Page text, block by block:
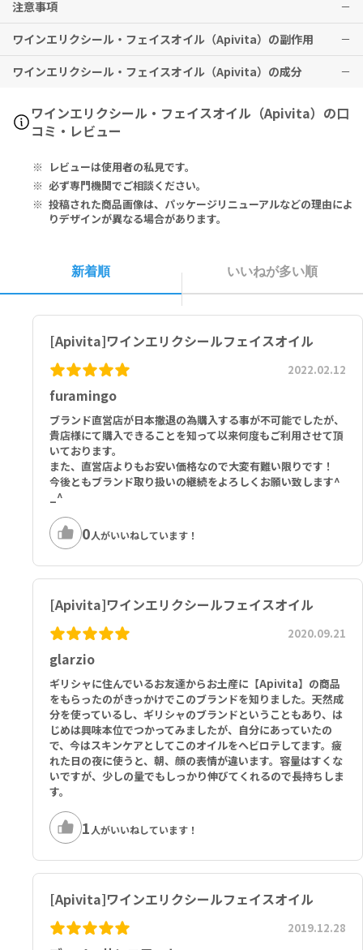
指先に数滴垂らして、洗顔後の顔、首、デコルテ部分にやさしくマッ
サージをするように塗布してください。
本品単独で、またはデイクリーム/ナイトクリームの使用前にお使いく
ださい。
注意事項
外用専用です。
目に入らないようご注意ください。
ワインエリクシール・フェイスオイル（Apivita）の副作用
特に副作用は報告されておりませんが、異常を感じた際はただちに使
ワインエリクシール・フェイスオイル（Apivita）の成分
Helianthus Annuus Hybrid Oil / Helianthus Annuus (Sunflowe
r) Seed Oil*, Tricaprylin, Olea Europaea (Olive) Fruit Oil*, Vit
is Vinifera (Grape) Seed Oil*, Prunus Amygdalus Dulcis (Swee
te, Pistacia Lentiscus (Mastic) Gum, Propolis* Extract, Helia
nthus Annuus (Sunflower) Seed Oil*, Rosa Damascena Flower
Oil*, Pogostemon Cablin Leaf Oil / Pogostemon Cablin Oil*,
Pelargonium Graveolens Flower Oil*, Salvia Sclarea (Clary) O
herol, Propolis Extract, Bisabolol, Sorbic Acid, Linalool, Citr
onellol, Geraniol, Limonene, Citral, Farnesol.
*Organic Cultivation
ウ種子油*、アーモンド油*、ジカプリリルエーテル、スクワラン、酢
酸トコフェロール、マスチック樹脂、プロポリス*エキス、ヒマワリ
種子油*、ダマスクバラ花油*、パチョリ葉油/パチョリ油*、ニオイテ
ンジクアオイ花油*、オニサルビア油*、ビターオレンジ花油*、フラ
ンスラベンダーエキス、トリ（カプリル酸／カプリン酸）グリセリ
ル、トコフェロール、プロポリスエキス、ビサボロール、ソルビン
酸、リナロール、シトロネロール、ゲラニオール、リモネン、シトラ
ール、ファルネソール
*有機認定
ワインエリクシール・フェイスオイル（Apivita）の口
コミ・レビュー
レビューは使用者の私見です。
必ず専門機関でご相談ください。
投稿された商品画像は、パッケージリニューアルなどの理由によ
りデザインが異なる場合があります。
新着順 いいねが多い順
[Apivita]ワインエリクシールフェイスオイル
furamingo
2022.02.12
ブランド直営店が日本撤退の為購入する事が不可能でしたが、
貴店様にて購入できることを知って以来何度もご利用させて頂
いております。
また、直営店よりもお安い価格なので大変有難い限りです！
今後ともブランド取り扱いの継続をよろしくお願い致します^
_^
0人がいいねしています！
[Apivita]ワインエリクシールフェイスオイル
glarzio
2020.09.21
ギリシャに住んでいるお友達からお土産に【Apivita】の商品
をもらったのがきっかけでこのブランドを知りました。天然成
分を使っているし、ギリシャのブランドということもあり、は
じめは興味本位でつかってみましたが、自分にあっていたの
で、今はスキンケアとしてこのオイルをヘビロテしてます。疲
れた日の夜に使うと、朝、顔の表情が違います。容量はすくな
いですが、少しの量でもしっかり伸びてくれるので長持ちしま
す。
1 人がいいねしています！
[Apivita]ワインエリクシールフェイスオイル
2019.12.28